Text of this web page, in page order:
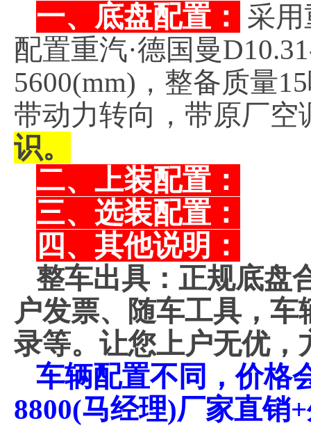
一、底盘配置：
采用
配置重汽·德国曼
5600(mm)，整备质量
带动力转向，带原厂空
识。
二、上装配置：
三、选装配置：
四、其他说明：
整车出具：正规底盘
户发票、随车工具，
录等。让您上户无优，
车辆配置不同，价格
8800(马经理)厂家直销